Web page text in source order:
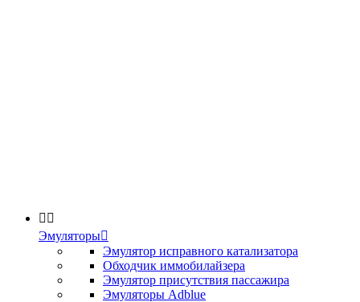
 
Эмуляторы
Эмулятор исправного катализатора
Обходчик иммобилайзера
Эмулятор присутствия пассажира
Эмуляторы Adblue